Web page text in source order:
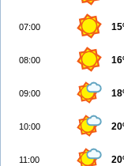
07:00
08:00
09:00
10:00
11:00